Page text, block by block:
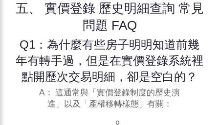
五、 實價登錄 歷史明細查詢 常見
問題 FAQ
Q1：為什麼有些房子明明知道前幾
年有轉手過，但是在實價登錄系統裡
點開歷次交易明細，卻是空白的？
A： 這通常與「實價登錄制度的歷史演
進」以及「產權移轉樣態」有關：